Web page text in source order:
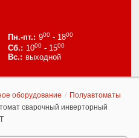
900- 1800
1000- 1500
выходной
оборудование / Полуавтоматы
сварочный инверторный